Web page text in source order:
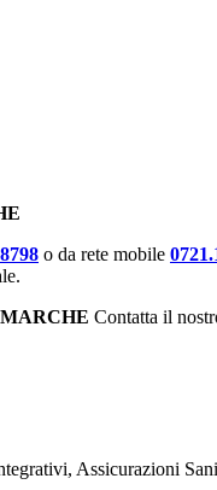
o da rete mobile
Contatta il
Assicurazioni